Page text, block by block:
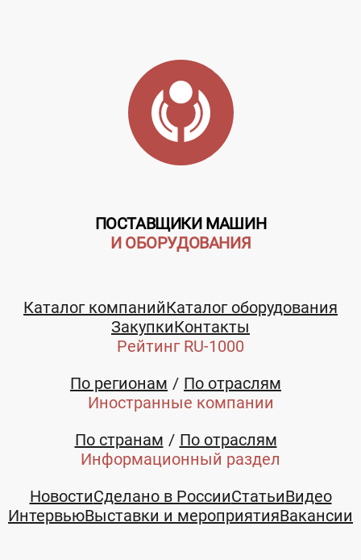
ПОСТАВЩИКИ МАШИН
И ОБОРУДОВАНИЯ
Каталог компанийКаталог оборудования
ЗакупкиКонтакты
Рейтинг RU-1000
По регионам
По отраслям
Иностранные компании
По странам
По отраслям
Информационный раздел
НовостиСделано в РоссииСтатьиВидео
ИнтервьюВыставки и мероприятияВакансии